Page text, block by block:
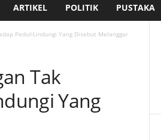
ARTIKEL POLITIK PUSTAKA
PeduliLindungi Yang Disebut Melanggar
Tak
Yang